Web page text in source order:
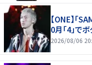
【ONE】「
0月「4」で
2026/08/06